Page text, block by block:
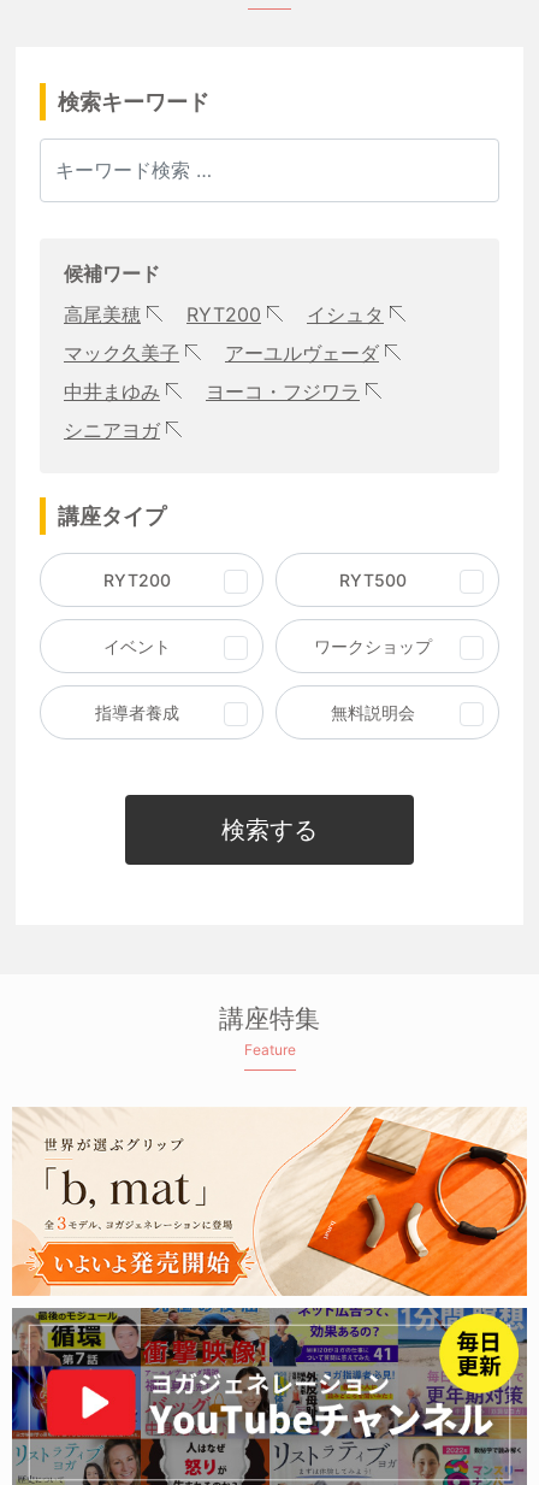
検索キーワード
候補ワード
高尾美穂
RYT200
イシュタ
マック久美子
アーユルヴェーダ
中井まゆみ
ヨーコ・フジワラ
シニアヨガ
講座タイプ
RYT200 RYT500
イベント ワークショップ
指導者養成 無料説明会
検索する
講座特集
Feature